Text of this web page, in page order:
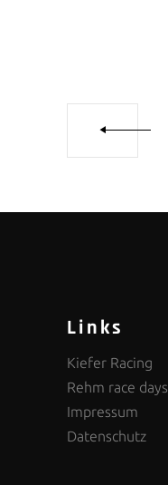
Links
Kiefer Racing
Rehm race days
Impressum
Datenschutz